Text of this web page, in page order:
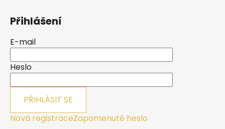
Přihlášení
E-mail
Heslo
PŘIHLÁSIT SE
Nová registraceZapomenuté heslo